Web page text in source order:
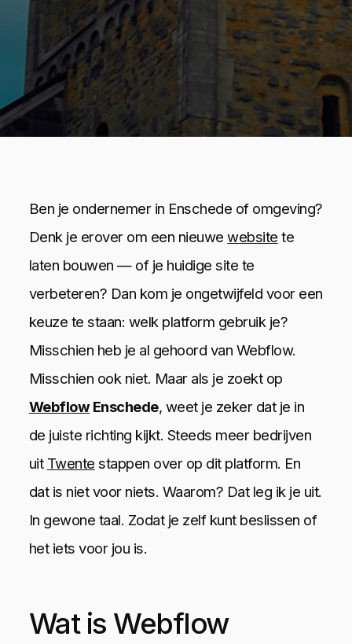
Ben je ondernemer in Enschede of omgeving?
Denk je erover om een nieuwewebsite te
laten bouwen — of je huidige site te
verbeteren? Dan kom je ongetwijfeld voor een
keuze te staan: welk platform gebruik je?
Misschien heb je al gehoord van Webflow.
Misschien ook niet. Maar als je zoekt op
WebflowEnschede, weet je zeker dat je in
de juiste richting kijkt. Steeds meer bedrijven
uit Twente stappen over op dit platform. En
dat is niet voor niets. Waarom? Dat leg ik je uit.
In gewone taal. Zodat je zelf kunt beslissen of
het iets voor jou is.
Wat is Webflow